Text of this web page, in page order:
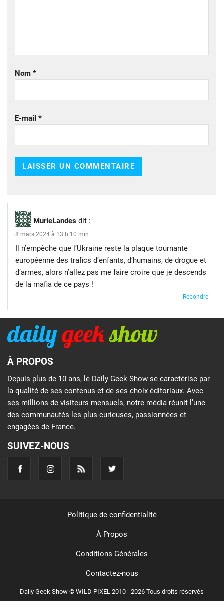
Nom *
E-mail *
MurieLandes dit :
8 mars 2024 à 13 h 10 min
Il n’empèche que l’Ukraine reste la plaque tournante
européenne des trafics d’enfants, d’humains, de drogue et
d’armes, alors n’allez pas me faire croire que je descends
de la mafia de ce pays !
Répondre
À PROPOS
Depuis plus de 10 ans, le Daily Geek Show se caractérise par
la qualité de ses contenus et de ses choix éditoriaux. Avec
ses millions de visiteurs mensuels, notre média réunit l’une
des communautés les plus curieuses, passionnées et
engagées de France.
SUIVEZ-NOUS
Daily Geek Show © WILD PIXEL 2010 - 2026 Tous droits réservés
Politique de confidentialité
À Propos
Conditions Générales
Contactez-nous